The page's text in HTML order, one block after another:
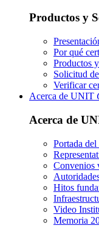
Productos y
Por qué
Productos
Solicitud
Verificar
Acerca de UNIT
Acerca de
Portada del
Convenios
Hitos
Video
Memoria